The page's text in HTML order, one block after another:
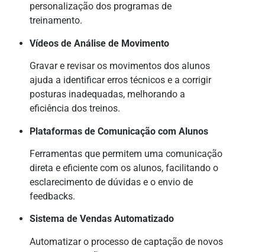
personalização dos programas de
treinamento.
Vídeos de Análise de Movimento
Gravar e revisar os movimentos dos alunos
ajuda a identificar erros técnicos e a corrigir
posturas inadequadas, melhorando a
eficiência dos treinos.
Plataformas de Comunicação com Alunos
Ferramentas que permitem uma comunicação
direta e eficiente com os alunos, facilitando o
esclarecimento de dúvidas e o envio de
feedbacks.
Sistema de Vendas Automatizado
Automatizar o processo de captação de novos